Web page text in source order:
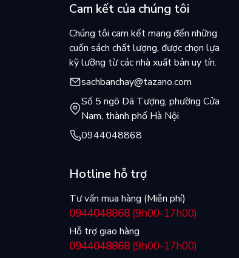
Cam kết của chúng tôi
Chúng tôi cam kết mang đến những
cuốn sách chất lượng, được chọn lựa
kỹ lưỡng từ các nhà xuất bản uy tín.
sachbanchay@tazano.com
Số 5 ngõ Dã Tượng, phường Cửa
Nam, thành phố Hà Nội
0944048868
Hotline hỗ trợ
Tư vấn mua hàng (Miễn phí)
0944048868 (9h00-17h00)
Hỗ trợ giao hàng
0944048868 (9h00-17h00)